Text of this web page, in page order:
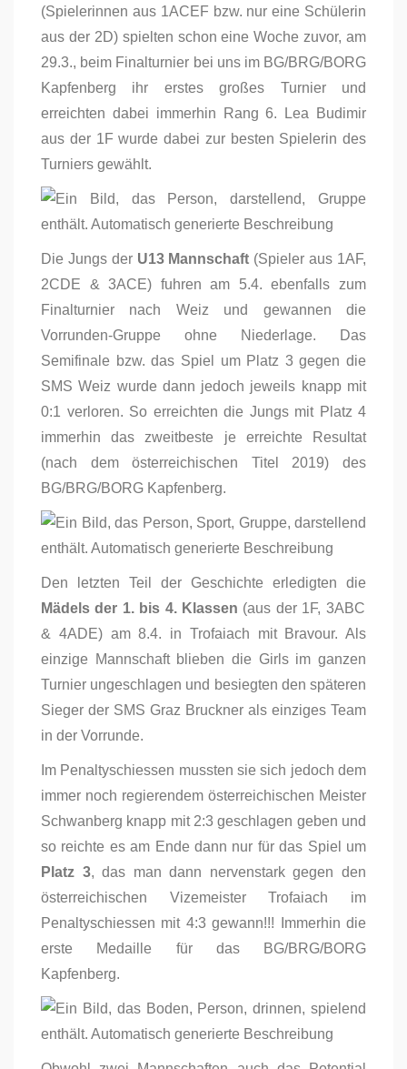
(Spielerinnen aus 1ACEF bzw. nur eine Schülerin
aus der 2D) spielten schon eine Woche zuvor, am
29.3., beim Finalturnier bei uns im BG/BRG/BORG
Kapfenberg ihr erstes großes Turnier und
erreichten dabei immerhin Rang 6. Lea Budimir
aus der 1F wurde dabei zur besten Spielerin des
Turniers gewählt.
Die Jungs der U13 Mannschaft (Spieler aus 1AF,
2CDE & 3ACE) fuhren am 5.4. ebenfalls zum
Finalturnier nach Weiz und gewannen die
Vorrunden-Gruppe ohne Niederlage. Das
Semifinale bzw. das Spiel um Platz 3 gegen die
SMS Weiz wurde dann jedoch jeweils knapp mit
0:1 verloren. So erreichten die Jungs mit Platz 4
immerhin das zweitbeste je erreichte Resultat
(nach dem österreichischen Titel 2019) des
BG/BRG/BORG Kapfenberg.
Den letzten Teil der Geschichte erledigten die
Mädels der 1. bis 4. Klassen (aus der 1F, 3ABC
& 4ADE) am 8.4. in Trofaiach mit Bravour. Als
einzige Mannschaft blieben die Girls im ganzen
Turnier ungeschlagen und besiegten den späteren
Sieger der SMS Graz Bruckner als einziges Team
in der Vorrunde.
Im Penaltyschiessen mussten sie sich jedoch dem
immer noch regierendem österreichischen Meister
Schwanberg knapp mit 2:3 geschlagen geben und
so reichte es am Ende dann nur für das Spiel um
Platz 3, das man dann nervenstark gegen den
österreichischen Vizemeister Trofaiach im
Penaltyschiessen mit 4:3 gewann!!! Immerhin die
erste Medaille für das BG/BRG/BORG
Kapfenberg.